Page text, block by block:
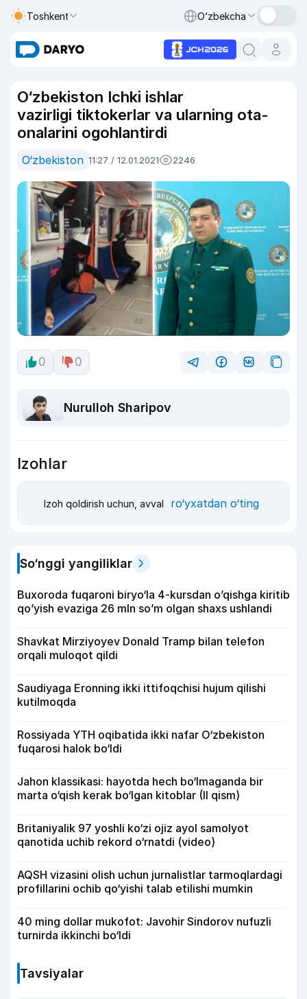
Toshkent O‘zbekcha
O‘zbekiston Ichki ishlar
vazirligi tiktokerlar va ularning ota-
onalarini ogohlantirdi
O‘zbekiston 11:27 / 12.01.2021 2246
0 0
Nurulloh Sharipov
Izohlar
Izoh qoldirish uchun, avval ro‘yxatdan o‘ting
So‘nggi yangiliklar
Buxoroda fuqaroni biryo‘la 4-kursdan o’qishga kiritib
qo’yish evaziga 26 mln so’m olgan shaxs ushlandi
Shavkat Mirziyoyev Donald Tramp bilan telefon
orqali muloqot qildi
Saudiyaga Eronning ikki ittifoqchisi hujum qilishi
kutilmoqda
Rossiyada YTH oqibatida ikki nafar O‘zbekiston
fuqarosi halok bo‘ldi
Jahon klassikasi: hayotda hech bo‘lmaganda bir
marta o‘qish kerak bo‘lgan kitoblar (II qism)
Britaniyalik 97 yoshli ko‘zi ojiz ayol samolyot
qanotida uchib rekord o‘rnatdi (video)
AQSH vizasini olish uchun jurnalistlar tarmoqlardagi
profillarini ochib qo‘yishi talab etilishi mumkin
40 ming dollar mukofot: Javohir Sindorov nufuzli
turnirda ikkinchi bo‘ldi
Tavsiyalar